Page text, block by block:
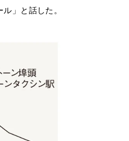
」と話した。